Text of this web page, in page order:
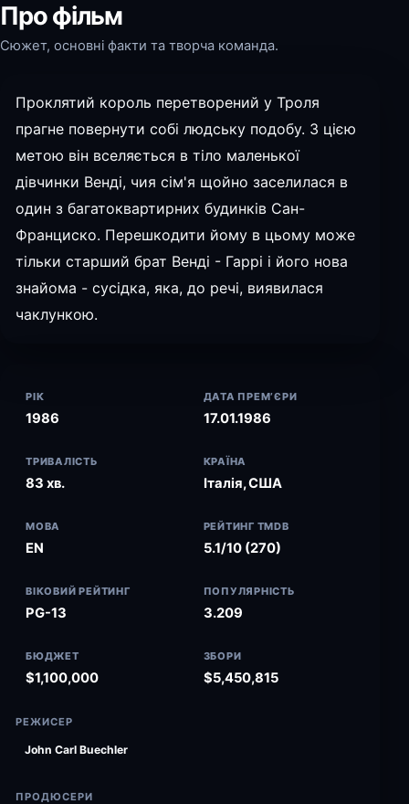
Про фільм
Сюжет, основні факти та творча команда.
Проклятий король перетворений у Троля
прагне повернути собі людську подобу. З цією
метою він вселяється в тіло маленької
дівчинки Венді, чия сім'я щойно заселилася в
один з багатоквартирних будинків Сан-
Франциско. Перешкодити йому в цьому може
тільки старший брат Венді - Гаррі і його нова
знайома - сусідка, яка, до речі, виявилася
чаклункою.
РІК
1986
ДАТА ПРЕМ’ЄРИ
17.01.1986
ТРИВАЛІСТЬ
83 хв.
КРАЇНА
Італія, США
МОВА
EN
РЕЙТИНГ TMDB
5.1/10 (270)
ВІКОВИЙ РЕЙТИНГ
PG-13
ПОПУЛЯРНІСТЬ
3.209
БЮДЖЕТ
$1,100,000
ЗБОРИ
$5,450,815
РЕЖИСЕР
John Carl Buechler
ПРОДЮСЕРИ